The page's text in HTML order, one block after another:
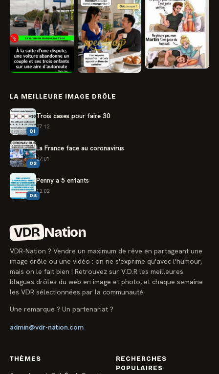
LA MEILLEURE IMAGE DRÔLE
01
Trois cases pour faire 30
07.12
02
La France face au coronavirus
27.01
03
Penny a 5 enfants
12.02
VDR Nation
VDR-Nation ? Vendre un maximum de rêve en partageant une
image drôle ou une vidéo : on ne s'exprime qu'avec l'humour,
mais on le fait bien ! Retrouvez sur V.D.R les meilleures
blagues drôles du web en image et photo, et chaque semaine
les VDR sélectionnées par la communauté.
Une remarque ? Un partenariat ?
admin@vdr-nation.com
THÈMES
RECHERCHES
POPULAIRES